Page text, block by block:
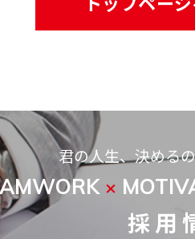
君の人生、決める
×
採 用